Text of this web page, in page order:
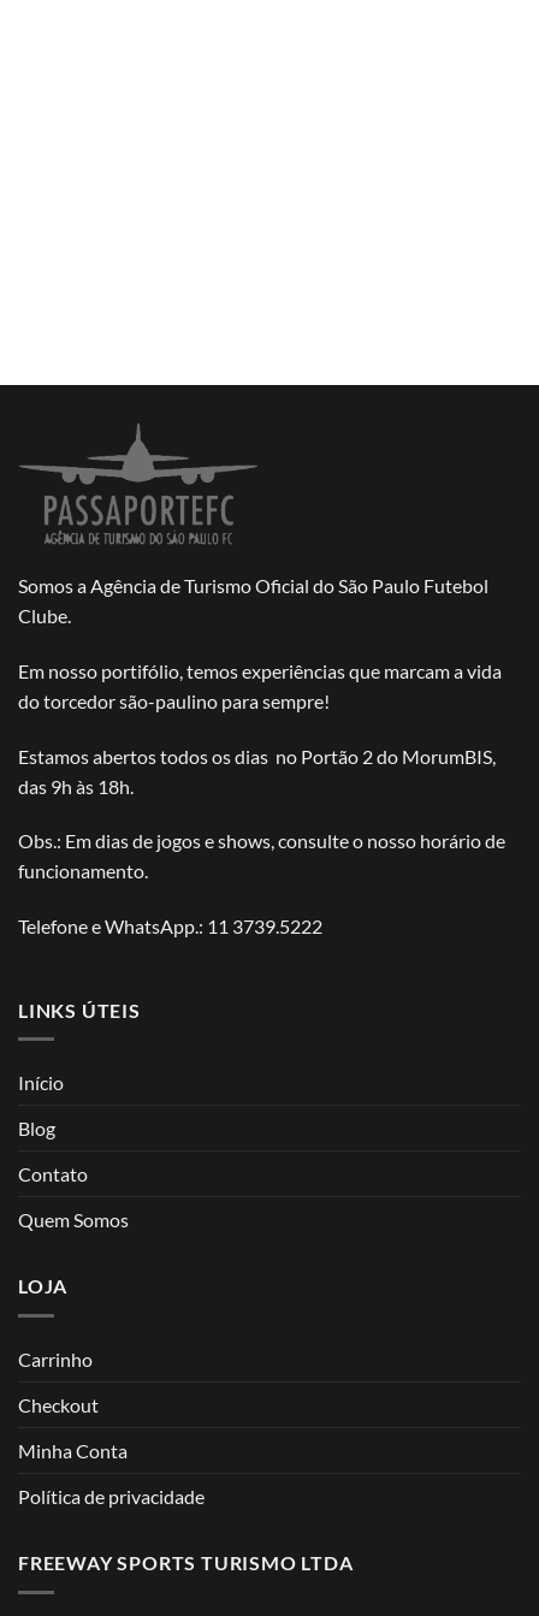
Somos a Agência de Turismo Oficial do São Paulo Futebol
Clube.
Em nosso portifólio, temos experiências que marcam a vida
do torcedor são-paulino para sempre!
Estamos abertos todos os dias no Portão 2 do MorumBIS,
das 9h às 18h.
Obs.: Em dias de jogos e shows, consulte o nosso horário de
funcionamento.
Telefone e WhatsApp.: 11 3739.5222
LINKS ÚTEIS
Início
Blog
Contato
Quem Somos
LOJA
Carrinho
Checkout
Minha Conta
Política de privacidade
FREEWAY SPORTS TURISMO LTDA